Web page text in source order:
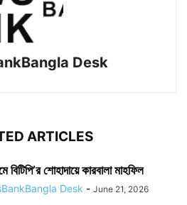
Desk
ARTICLES
বিটিপি’র শোহাদায়ে কারবালা মাহফিল
Desk - June 21, 2026